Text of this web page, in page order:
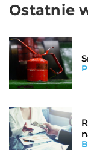
Ostatnie